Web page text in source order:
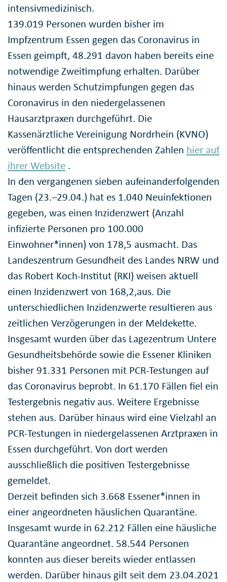
intensivmedizinisch.
139.019 Personen wurden bisher im
Impfzentrum Essen gegen das Coronavirus in
Essen geimpft, 48.291 davon haben bereits eine
notwendige Zweitimpfung erhalten. Darüber
hinaus werden Schutzimpfungen gegen das
Coronavirus in den niedergelassenen
Hausarztpraxen durchgeführt. Die
Kassenärztliche Vereinigung Nordrhein (KVNO)
veröffentlicht die entsprechenden Zahlen hier auf
ihrer Website .
In den vergangenen sieben aufeinanderfolgenden
Tagen (23.–29.04.) hat es 1.040 Neuinfektionen
gegeben, was einen Inzidenzwert (Anzahl
infizierte Personen pro 100.000
Einwohner*innen) von 178,5 ausmacht. Das
Landeszentrum Gesundheit des Landes NRW und
das Robert Koch-Institut (RKI) weisen aktuell
einen Inzidenzwert von 168,2,aus. Die
unterschiedlichen Inzidenzwerte resultieren aus
zeitlichen Verzögerungen in der Meldekette.
Insgesamt wurden über das Lagezentrum Untere
Gesundheitsbehörde sowie die Essener Kliniken
bisher 91.331 Personen mit PCR-Testungen auf
das Coronavirus beprobt. In 61.170 Fällen fiel ein
Testergebnis negativ aus. Weitere Ergebnisse
stehen aus. Darüber hinaus wird eine Vielzahl an
PCR-Testungen in niedergelassenen Arztpraxen in
Essen durchgeführt. Von dort werden
ausschließlich die positiven Testergebnisse
gemeldet.
Derzeit befinden sich 3.668 Essener*innen in
einer angeordneten häuslichen Quarantäne.
Insgesamt wurde in 62.212 Fällen eine häusliche
Quarantäne angeordnet. 58.544 Personen
konnten aus dieser bereits wieder entlassen
werden. Darüber hinaus gilt seit dem 23.04.2021